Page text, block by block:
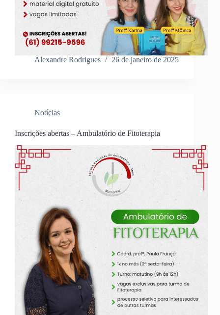
Alexandre Rodrigues 26 de janeiro de 2025
Notícias
Inscrições abertas – Ambulatório de Fitoterapia